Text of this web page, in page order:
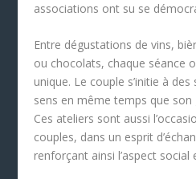
associations ont su se
Entre dégustations de vins,
ou chocolats, chaque séance
unique. Le couple s’initie à
sens en même temps que
Ces ateliers sont aussi
couples, dans un esprit
renforçant ainsi l’aspect social